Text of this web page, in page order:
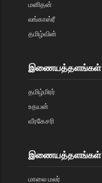
மனிதன்
லங்காஸ்ரீ
தமிழ்வின்
இணையத்தளங்கள்
தமிழ்மிரர்
உதயன்
வீரகேசரி
இணையத்தளங்கள்
மாலை மலர்